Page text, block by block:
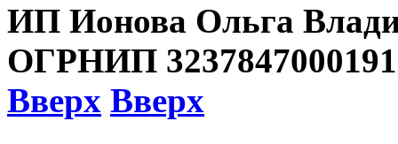
ИП Ионова Ольга
ОГРНИП
Вверх Вверх